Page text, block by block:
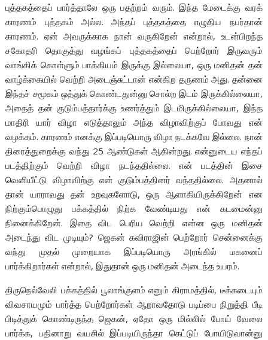
புத்தகத்தைப் பார்த்தாலே ஒரு பதற்றம் வரும். இந்த மேடைக்கு வரக்
காரணம் புத்தகம் அல்ல. அந்தப் புத்தகத்தை எழுதிய நபர்தான்
காரணம். ஏன் அவருக்காக நான் வருகிறேன் என்றால், உடன்பிறந்த
சகோதரி தொகுத்து வழங்கப் புத்தகத்தைப் பெற்றோர் இருவரும்
வாங்கிக் கொள்ளும் பாக்கியம் இருக்கு இல்லையா, ஒரு மனிதன் தன்
வாழ்க்கையில் வெற்றி அடைஞ்சுட்டான் என்கிற தருணம் அது. தன்னை
இந்தச் சமூகம் ஒத்துக் கொண்டதுன்னு சொல்ற இடம் இருக்கில்லையா,
அதைத் தன் குடும்பத்தார்க்கு உணர்த்தும் இடமிருக்கில்லையா, இந்த
மாதிரி யார் விழா எடுத்தாலும் அந்த விழாவிற்குப் போவது என்
வழக்கம். காரணம் எனக்கு இப்படியொரு விழா நடக்கவே இல்லை. நான்
திரைத்துறைக்கு வந்து 25 ஆண்டுகள் ஆகின்றது. என்னுடைய எந்தப்
படத்திற்கும் வெற்றி விழா நடந்ததில்லை. என் படத்தின் இசை
வெளியீட்டு விழாவிற்கு என் குடும்பத்தினர் வந்ததில்லை. அதனால்
தான் யாராவது தன் உறவுகளோடு, ஒரு ஆளாகியிருக்கிறேன் என
நிற்கும்பொழுது பக்கத்தில் நிற்க வேண்டியது என் கடமைன்னு
நினைக்கிறேன். இதை விட பெரிய வெற்றி என்ன ஒரு மனிதன்
அடைந்து விட முடியும்? ஜெகன் கவிராஜின் பெற்றோர் சென்னைக்கு
வந்து முதல் முறையாக இப்படியொரு அரங்கில் மகனைப்
பார்க்கிறார்கள் என்றால், இதுதான் ஒரு மனிதன் அடைந்த உயரம்.
திருநெல்வேலி பக்கத்தில் பூலாங்குளம் எனும் கிராமத்தில், டீக்கடையும்
விவசாயமும் பார்த்த பெற்றோர்கள் ஆறாவதோடு படிப்பை நிறுத்தி பீடி
பிடித்துக் கொண்டிருந்த ஜெகன், ஏதோ ஒரு மில்லில் போய் வேலை
பார்க்க, பதினாறு வயசில் இப்படியிருந்தா கெட்டுப் போயிடுவான்னு